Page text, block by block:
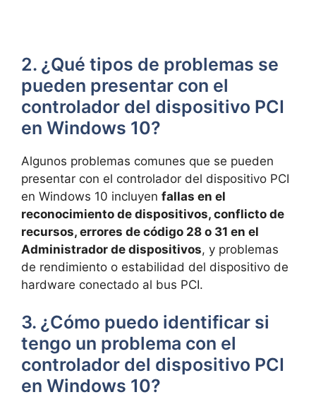
2. ⁢¿Qué‍ tipos de problemas ‌se
pueden presentar con el
controlador ​del dispositivo ​PCI ​
en Windows 10?
Algunos⁣ problemas comunes que se pueden
presentar con el controlador del dispositivo PCI
en‌ Windows​ 10 incluyen fallas en el
reconocimiento de dispositivos, conflicto de
recursos, errores de⁣ código ⁣28 o 31 en el
Administrador de dispositivos, ⁤y problemas
⁣de ​rendimiento ⁤o estabilidad del dispositivo de
hardware⁢ conectado al bus PCI.
3.‌ ¿Cómo puedo identificar si‌
tengo‍ un⁤ problema con el
controlador⁣ del dispositivo PCI ​
en Windows 10?